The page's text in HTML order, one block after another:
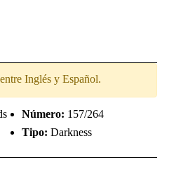
Inglés y Español.
Número: 157/264
Tipo: Darkness